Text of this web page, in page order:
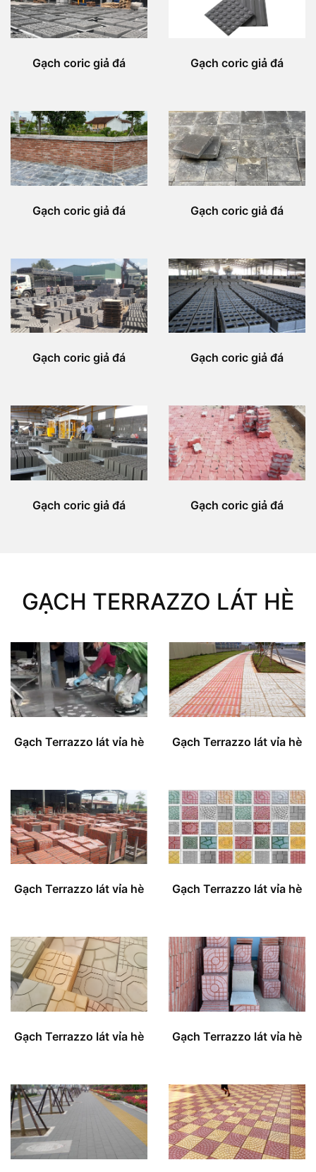
Gạch coric giả đá Gạch coric giả đá
Gạch coric giả đá Gạch coric giả đá
Gạch coric giả đá Gạch coric giả đá
Gạch coric giả đá Gạch coric giả đá
GẠCH TERRAZZO LÁT HÈ
Gạch Terrazzo lát vỉa hè Gạch Terrazzo lát vỉa hè
Gạch Terrazzo lát vỉa hè Gạch Terrazzo lát vỉa hè
Gạch Terrazzo lát vỉa hè Gạch Terrazzo lát vỉa hè